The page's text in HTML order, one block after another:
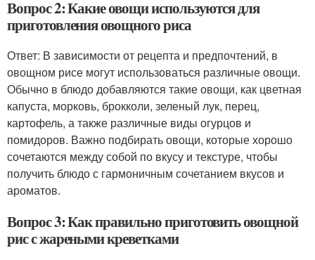
Вопрос 2: Какие овощи используются для
приготовления овощного риса
Ответ: В зависимости от рецепта и предпочтений, в
овощном рисе могут использоваться различные овощи.
Обычно в блюдо добавляются такие овощи, как цветная
капуста, морковь, брокколи, зеленый лук, перец,
картофель, а также различные виды огурцов и
помидоров. Важно подбирать овощи, которые хорошо
сочетаются между собой по вкусу и текстуре, чтобы
получить блюдо с гармоничным сочетанием вкусов и
ароматов.
Вопрос 3: Как правильно приготовить овощной
рис с жареными креветками